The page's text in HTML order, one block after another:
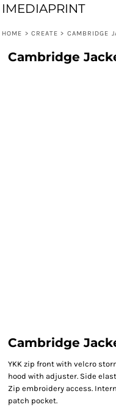
IMEDIAPRINT
HOME > CREATE > CAMBRIDGE
Cambridge
Cambridge
YKK zip front with velcro
hood with adjuster. Side
Zip embroidery access.
patch pocket.